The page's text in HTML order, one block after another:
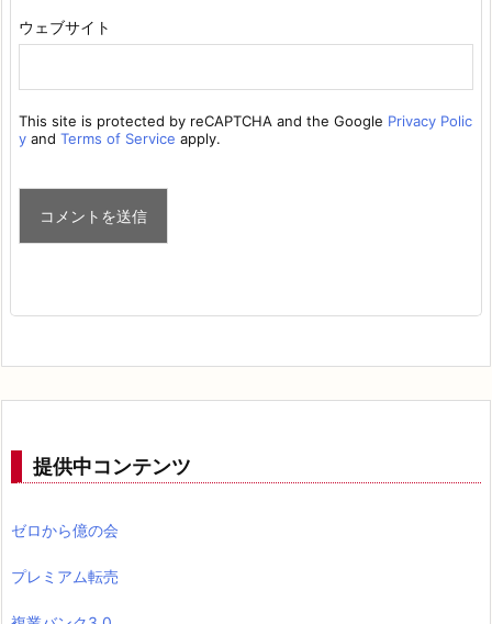
ウェブサイト
This site is protected by reCAPTCHA and the Google Privacy Polic
y and Terms of Service apply.
提供中コンテンツ
ゼロから億の会
プレミアム転売